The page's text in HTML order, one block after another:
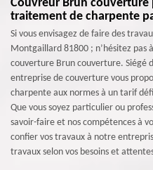
Couvreur Brun
traitement de charpente
Si vous envisagez de faire des
Montgaillard 81800 ; n’hésitez pas
couverture Brun couverture. Siégé
entreprise de couverture vous
charpente aux normes à un tarif
Que vous soyez particulier ou
savoir-faire et nos compétences à
confier vos travaux à notre
travaux selon vos besoins et